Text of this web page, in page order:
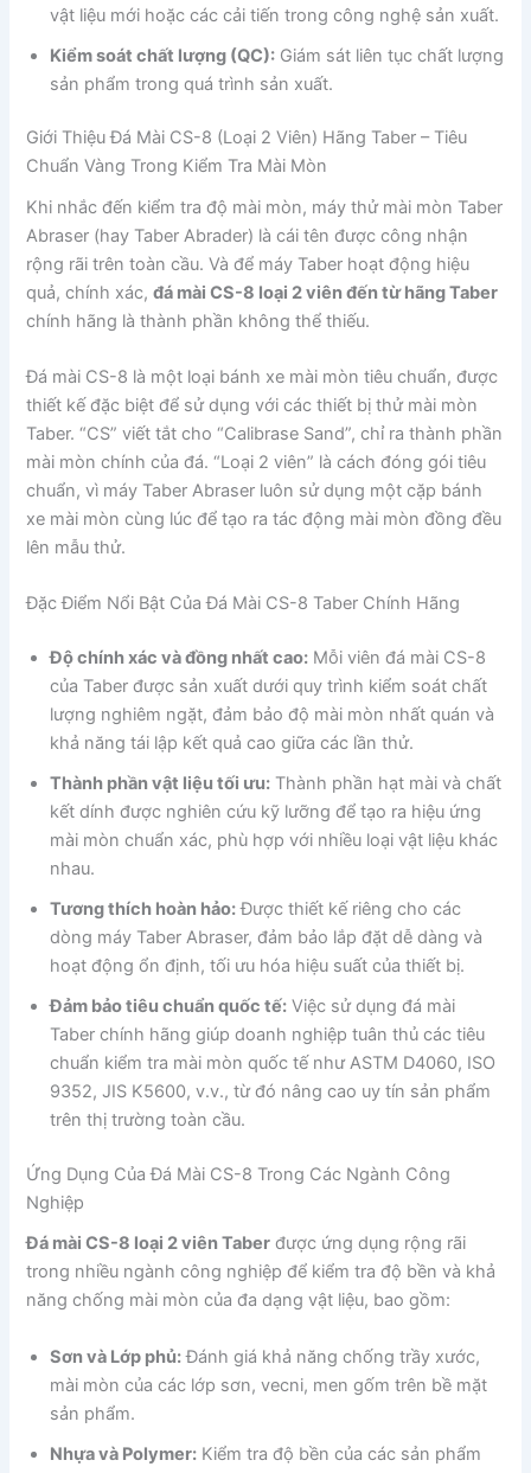
vật liệu mới hoặc các cải tiến trong công nghệ sản xuất.
Kiểm soát chất lượng (QC): Giám sát liên tục chất lượng
sản phẩm trong quá trình sản xuất.
Giới Thiệu Đá Mài CS-8 (Loại 2 Viên) Hãng Taber – Tiêu
Chuẩn Vàng Trong Kiểm Tra Mài Mòn
Khi nhắc đến kiểm tra độ mài mòn, máy thử mài mòn Taber
Abraser (hay Taber Abrader) là cái tên được công nhận
rộng rãi trên toàn cầu. Và để máy Taber hoạt động hiệu
quả, chính xác,đá mài CS-8 loại 2 viên đến từ hãng Taber
chính hãng là thành phần không thể thiếu.
Đá mài CS-8 là một loại bánh xe mài mòn tiêu chuẩn, được
thiết kế đặc biệt để sử dụng với các thiết bị thử mài mòn
Taber. “CS” viết tắt cho “Calibrase Sand”, chỉ ra thành phần
mài mòn chính của đá. “Loại 2 viên” là cách đóng gói tiêu
chuẩn, vì máy Taber Abraser luôn sử dụng một cặp bánh
xe mài mòn cùng lúc để tạo ra tác động mài mòn đồng đều
lên mẫu thử.
Đặc Điểm Nổi Bật Của Đá Mài CS-8 Taber Chính Hãng
Độ chính xác và đồng nhất cao: Mỗi viên đá mài CS-8
của Taber được sản xuất dưới quy trình kiểm soát chất
lượng nghiêm ngặt, đảm bảo độ mài mòn nhất quán và
khả năng tái lập kết quả cao giữa các lần thử.
Thành phần vật liệu tối ưu: Thành phần hạt mài và chất
kết dính được nghiên cứu kỹ lưỡng để tạo ra hiệu ứng
mài mòn chuẩn xác, phù hợp với nhiều loại vật liệu khác
nhau.
Tương thích hoàn hảo:Được thiết kế riêng cho các
dòng máy Taber Abraser, đảm bảo lắp đặt dễ dàng và
hoạt động ổn định, tối ưu hóa hiệu suất của thiết bị.
Đảm bảo tiêu chuẩn quốc tế: Việc sử dụng đá mài
Taber chính hãng giúp doanh nghiệp tuân thủ các tiêu
chuẩn kiểm tra mài mòn quốc tế như ASTM D4060, ISO
9352, JIS K5600, v.v., từ đó nâng cao uy tín sản phẩm
trên thị trường toàn cầu.
Ứng Dụng Của Đá Mài CS-8 Trong Các Ngành Công
Nghiệp
Đá mài CS-8 loại 2 viên Taber được ứng dụng rộng rãi
trong nhiều ngành công nghiệp để kiểm tra độ bền và khả
năng chống mài mòn của đa dạng vật liệu, bao gồm:
Sơn và Lớp phủ:Đánh giá khả năng chống trầy xước,
mài mòn của các lớp sơn, vecni, men gốm trên bề mặt
sản phẩm.
Nhựa và Polymer: Kiểm tra độ bền của các sản phẩm